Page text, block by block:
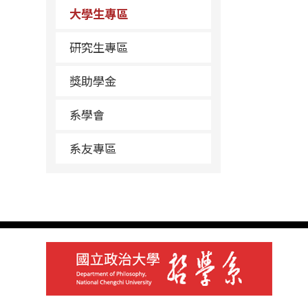
大學生專區
研究生專區
獎助學金
系學會
系友專區